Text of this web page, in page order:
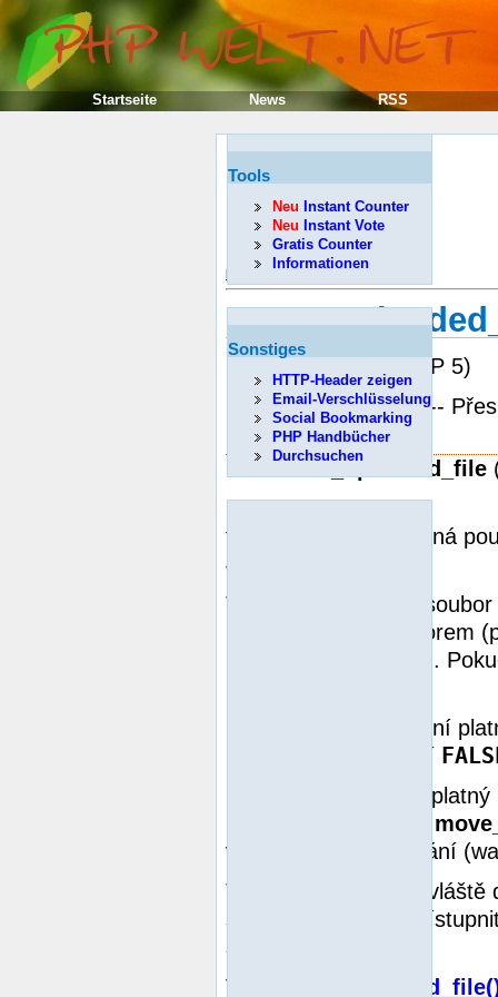
Předcházející
(PHP 4 >= 4.0.3, PHP 5)
move_uploaded_file --
Popis
boolmove_uploaded_file
tato fuknce je dostupná
4.0.2.
Tato si ověřuje, zda
uploadovaným souborem
poskytovaného PHP).
není
nic neprovede a vrátí
je
vygenerováno varování
Tento druh testů je zvláště
souborech může
systému.
Viz také
Tools
Neu Instant Counter
Neu Instant Vote
Gratis Counter
Informationen
Sonstiges
HTTP-Header zeigen
Email-Verschlüsselung
Social Bookmarking
PHP Handbücher
Durchsuchen
Startseite News RSS